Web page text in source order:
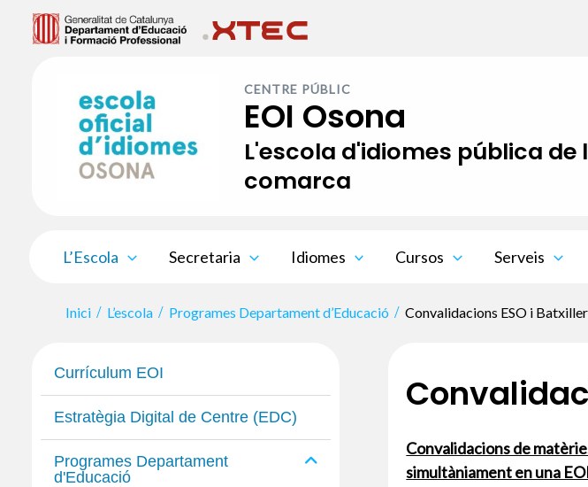
CENTRE PÚBLIC
EOI Osona
L'escola d'idiomes pública de
comarca
L’Escola Secretaria Idiomes Cursos Serveis
Inici L’escola Programes Departament d’Educació Convalidacions ESO i
Currículum EOI
Estratègia Digital de Centre (EDC)
Programes Departament
d'Educació
Convalidacions de
simultàniament en una